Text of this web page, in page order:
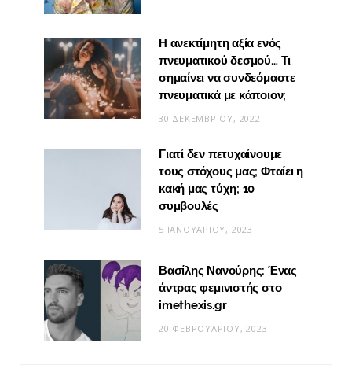
Η ανεκτίμητη αξία ενός
πνευματικού δεσμού… Τι
σημαίνει να συνδεόμαστε
πνευματικά με κάποιον;
30 ΔΕΚΕΜΒΡΊΟΥ, 2022
Γιατί δεν πετυχαίνουμε
τους στόχους μας; Φταίει η
κακή μας τύχη; 10
συμβουλές
5 ΙΑΝΟΥΑΡΊΟΥ, 2023
Βασίλης Νανούρης: Ένας
άντρας φεμινιστής στο
imethexis.gr
20 ΦΕΒΡΟΥΑΡΊΟΥ, 2023